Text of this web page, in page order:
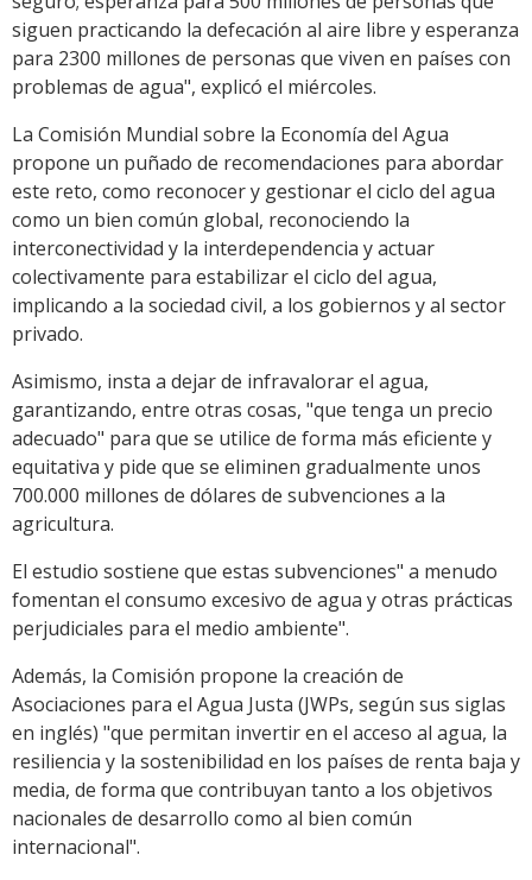
siguen practicando la defecación al aire libre y esperanza
para 2300 millones de personas que viven en países con
problemas de agua", explicó el miércoles.
La Comisión Mundial sobre la Economía del Agua
propone un puñado de recomendaciones para abordar
este reto, como reconocer y gestionar el ciclo del agua
como un bien común global, reconociendo la
interconectividad y la interdependencia y actuar
colectivamente para estabilizar el ciclo del agua,
implicando a la sociedad civil, a los gobiernos y al sector
privado.
Asimismo, insta a dejar de infravalorar el agua,
garantizando, entre otras cosas, "que tenga un precio
adecuado" para que se utilice de forma más eficiente y
equitativa y pide que se eliminen gradualmente unos
700.000 millones de dólares de subvenciones a la
agricultura.
El estudio sostiene que estas subvenciones" a menudo
fomentan el consumo excesivo de agua y otras prácticas
perjudiciales para el medio ambiente".
Además, la Comisión propone la creación de
Asociaciones para el Agua Justa (JWPs, según sus siglas
en inglés) "que permitan invertir en el acceso al agua, la
resiliencia y la sostenibilidad en los países de renta baja y
media, de forma que contribuyan tanto a los objetivos
nacionales de desarrollo como al bien común
internacional".